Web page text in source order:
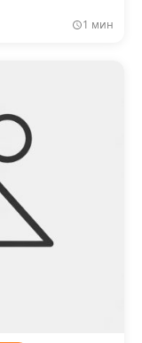
1 мин